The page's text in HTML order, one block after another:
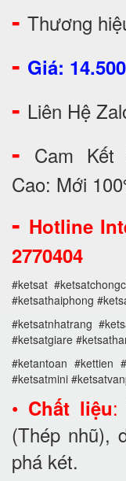
- Thương
- Giá:
- Liên Hệ
- Cam Kết
Cao: Mới
- Hotline
2770404
#ketsat
#ketsathaiphong
#ketsatnhatrang
#ketsatgiare
#ketantoan #kettien
#ketsatmini
• Chất liệu:
(Thép nhũ),
phá két.